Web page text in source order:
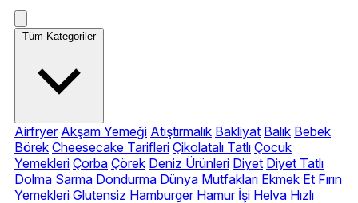
Tüm Kategoriler
Airfryer Akşam Yemeği Atıştırmalık Bakliyat Balık Bebek
Börek Cheesecake Tarifleri Çikolatalı Tatlı Çocuk
Yemekleri Çorba Çörek Deniz Ürünleri Diyet Diyet Tatlı
Dolma Sarma Dondurma Dünya Mutfakları Ekmek Et Fırın
Yemekleri Glutensiz Hamburger Hamur İşi Helva Hızlı